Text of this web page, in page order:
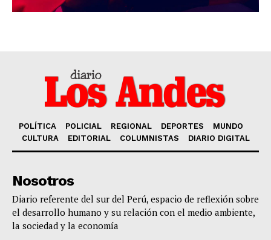
POLÍTICA POLICIAL REGIONAL DEPORTES
MUNDO
CULTURA
EDITORIAL COLUMNISTAS DIARIO DIGITAL
Nosotros
Diario referente del sur del Perú, espacio de reflexión sobre
el desarrollo humano y su relación con el medio ambiente,
la sociedad y la economía